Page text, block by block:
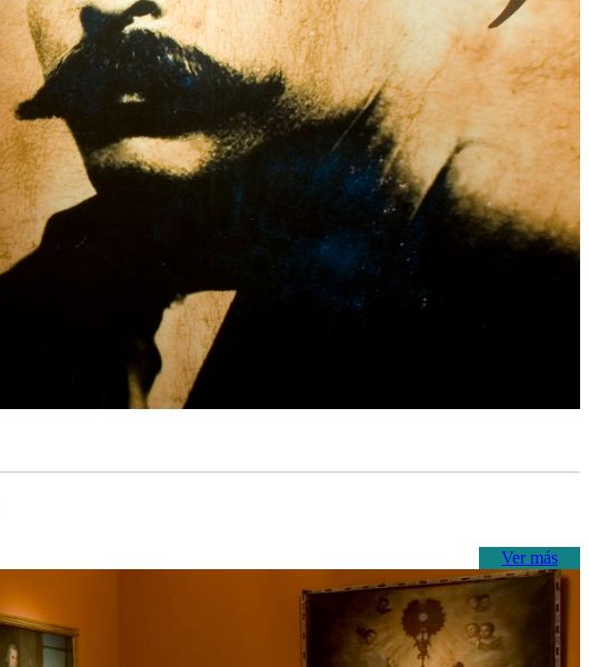
Ver más